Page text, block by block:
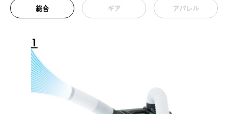
総合 ギア アパレル
1